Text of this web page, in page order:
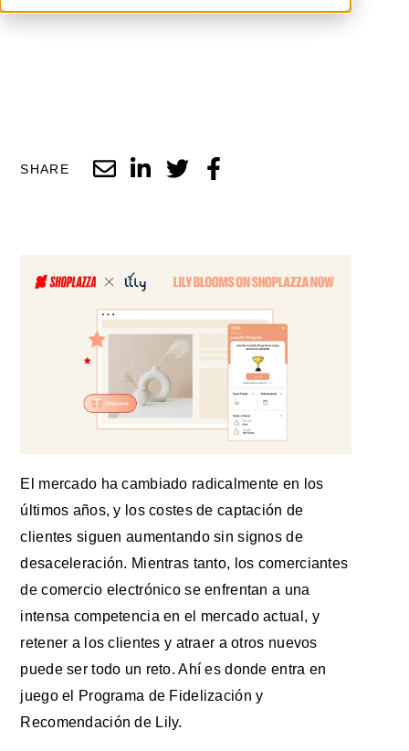
SHARE
El mercado ha cambiado radicalmente en los
últimos años, y los costes de captación de
clientes siguen aumentando sin signos de
desaceleración. Mientras tanto, los comerciantes
de comercio electrónico se enfrentan a una
intensa competencia en el mercado actual, y
retener a los clientes y atraer a otros nuevos
puede ser todo un reto. Ahí es donde entra en
juego el Programa de Fidelización y
Recomendación de Lily.